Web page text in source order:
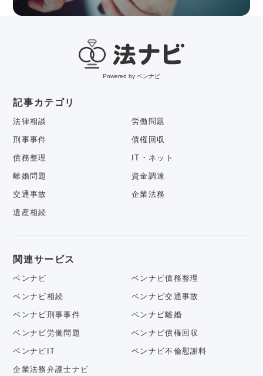
Powered by ベンナビ
記事カテゴリ
法律相談 労働問題
刑事事件 債権回収
債務整理 IT・ネット
離婚問題 資金調達
交通事故 企業法務
遺産相続
関連サービス
ベンナビ ベンナビ債務整理
ベンナビ相続 ベンナビ交通事故
ベンナビ刑事事件 ベンナビ離婚
ベンナビ労働問題 ベンナビ債権回収
ベンナビIT ベンナビ不倫慰謝料
企業法務弁護士ナビ